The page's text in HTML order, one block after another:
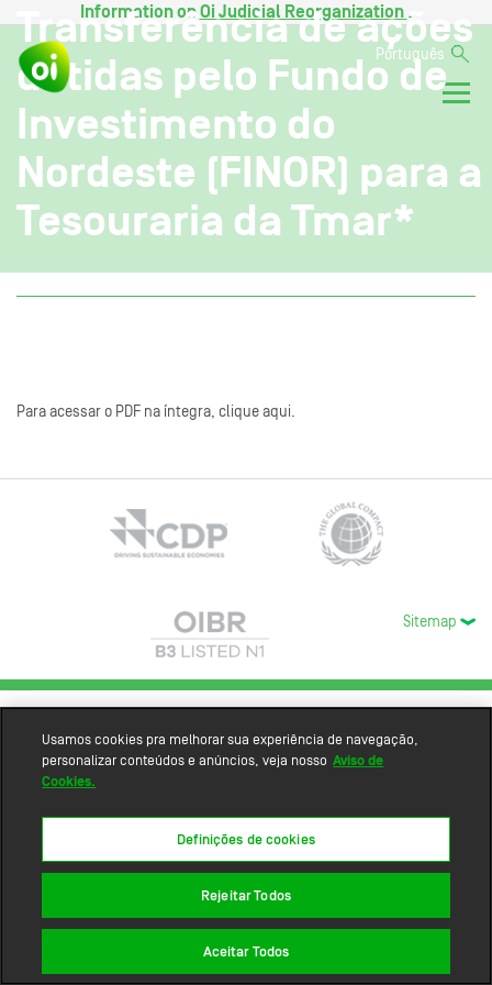
Information onOi Judicial Reorganization .
Português
Transferência de ações
detidas pelo Fundo de
Investimento do
Nordeste (FINOR) para a
Tesouraria da Tmar*
Para acessar o PDF na íntegra, clique aqui.
Sitemap
Usamos cookies pra melhorar sua experiência de navegação,
personalizar conteúdos e anúncios, veja nosso Aviso de
Cookies.
Definições de cookies
Rejeitar Todos
Aceitar Todos